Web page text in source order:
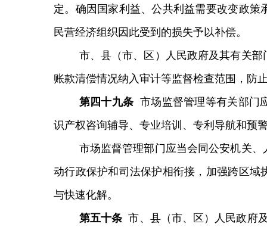
定。确因国家利益、公共利益需要改变政
民营经济组织因此受到的损失予以补偿。
市、县（市、区）人民政府及其有关
账款清偿情况纳入审计等监督检查范围，防
第 四十九条 市场监督管理等有关部门
识产权咨询辅导、专业培训、专利导航和预
市场监督管理部门应当会同公安机关
动行政保护和司法保护相衔接，加强跨区
与快速化解。
第五十条市、县（市、区）人民政府